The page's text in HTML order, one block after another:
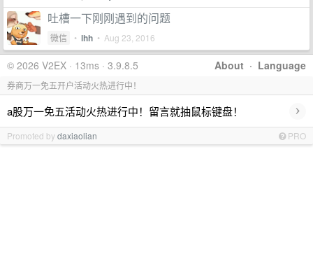
吐槽一下刚刚遇到的问题
微信 • lhh • Aug 23, 2016
About · Language
© 2026 V2EX · 13ms · 3.9.8.5
券商万一免五开户活动火热进行中！
a股万一免五活动火热进行中！留言就抽鼠标键盘！ ›
Promoted bydaxiaolian PRO